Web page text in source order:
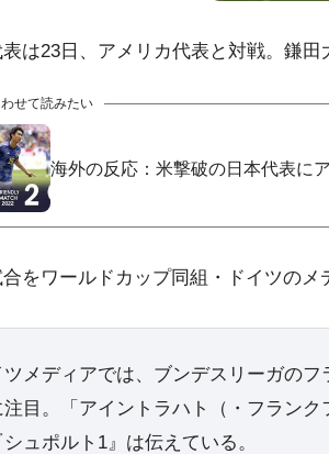
表は23日、アメリカ代表と対戦。鎌
せて読みたい
海外の反応：米撃破の日本代表に
合をワールドカップ同組・ドイツのメ
ツメディアでは、ブンデスリーガの
注目。「アイントラハト（・フラン
ュポルト1』は伝えている。